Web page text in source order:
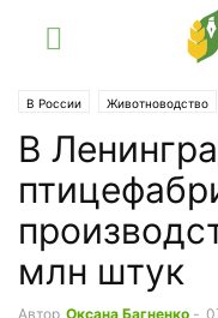
В России Животноводство
В
млн штук
Автор Оксана Багненко -